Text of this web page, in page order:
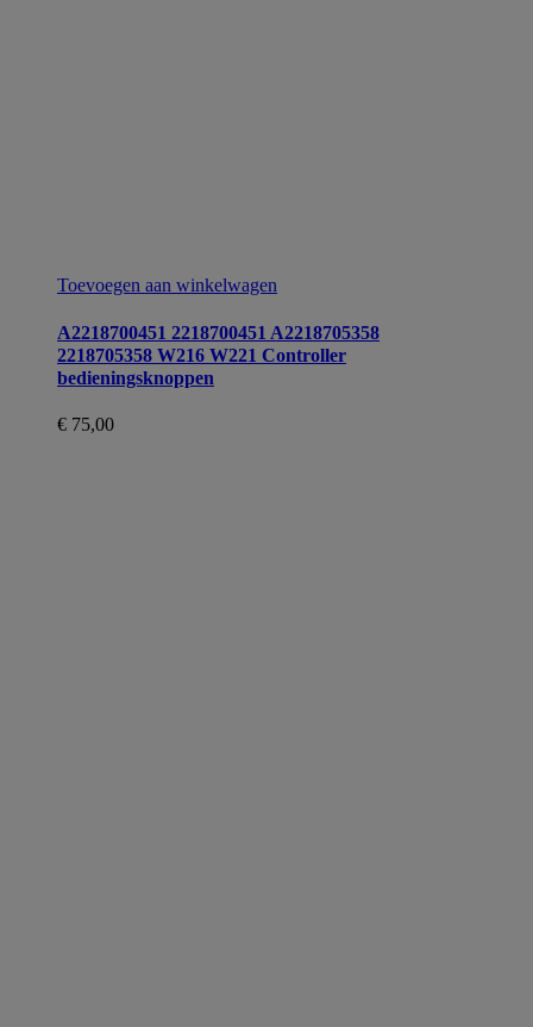
Toevoegen aan winkelwagen
A2218700451 2218700451 A2218705358
2218705358 W216 W221 Controller
bedieningsknoppen
€ 75,00